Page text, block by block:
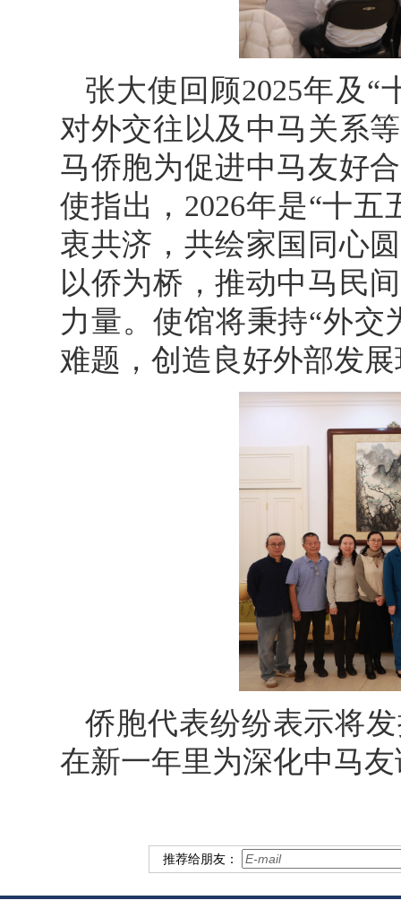
张大使回顾2025年及“
对外交往以及中马关系
马侨胞为促进中马友好
使指出，2026年是“十
衷共济，共绘家国同心
以侨为桥，推动中马民
力量。使馆将秉持“外
难题，创造良好外部发
侨胞代表纷纷表示将
在新一年里为深化中马
推荐给朋友：